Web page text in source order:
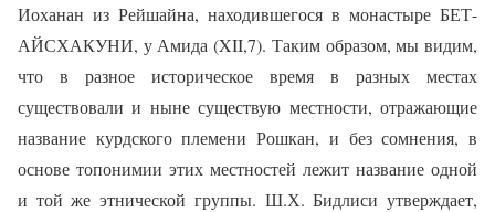
Иоханан из Рейшайна, находившегося в монастыре БЕТ-
АЙСХАКУНИ, у Амида (XII,7). Таким образом, мы видим,
что в разное историческое время в разных местах
существовали и ныне существую местности, отражающие
название курдского племени Рошкан, и без сомнения, в
основе топонимии этих местностей лежит название одной
и той же этнической группы. Ш.Х. Бидлиси утверждает,